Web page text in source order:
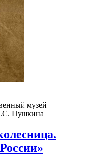
музей
Пушкина